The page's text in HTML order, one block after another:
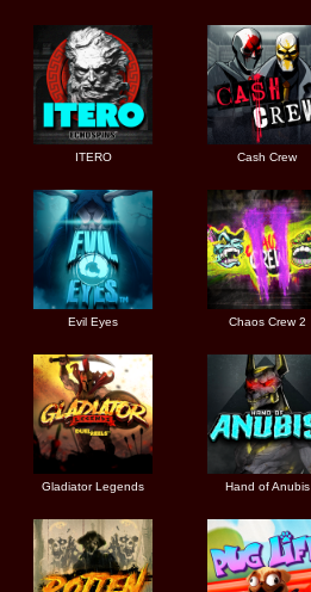
ITERO Cash Crew
Evil Eyes Chaos Crew 2
Gladiator Legends Hand of Anubis